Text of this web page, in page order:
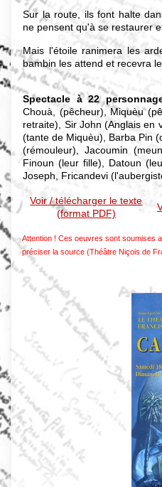
Sur la route, ils font halte
ne pensent qu'à se restaurer
Mais l'étoile ranimera les
bambin les attend et recevra
Spectacle à 22
Chouà, (pêcheur), Miquèu
retraite), Sir John (Anglais en
(tante de Miquèu), Barba Pin
(rémouleur), Jacoumin
Finoun (leur fille), Datoun
Joseph, Fricandevi
Voir / télécharger le texte
(format PDF)
Attention ! Ces oeuvres sont soumises
préciser la source (Théâtre Niçois de